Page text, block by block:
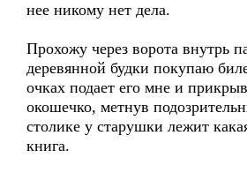
нее никому нет дела.
Прохожу через ворота внутрь
деревянной будки покупаю
очках подает его мне и
окошечко, метнув
столике у старушки лежит
книга.